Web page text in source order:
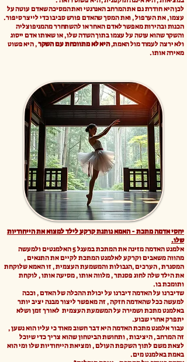
לכן היא חודרת גם את המרחב האנרגטי ואת המסיכה שאדם עוטה על
עצמו , את הערפול , ואת המסך שהאדם פורש סביבו כדי לייצר סיפור.
הכנות ובהירות מאפשר לאדם האחר או להשתחרר מהמניפוצליה
והשקר שהוא עוטה על עצמו בתוך השדה שלו , או שאותו אדם ייסוג
ולא ירצה לעמוד מול האמת,היא לא מתווכחת עם השקר, היא פשוט
מאירה אותו.
יחסי אדמה מתכת - האמא נותנת קרקע לילד למצוא את הייחודיות
שלו.​​
אלמנט האדמה מזינה את המתכת במעגל 5 האלמנטים ולמעשה
מהווה משאבים וקרקע לאלמנט המתכת לקיים את התנאים ,
המסגרת , הערכים ,הגבולות והמשמעת העצמית , זו האמא שלוקחת
את הילד שלה לחוג פסנתר , מלווה אותו , מסיעה אותו , לוקחת
ותומכת בו.
שדיברנו על האדמה דיברנו על יכולת ההכלה של האדם , וככה
למעשה ככל שהאדמה חזקה , זה מאפשר ליצור מבנה יציב יותר
באלמנט מתכת ושמירה על המשמעת העצמית לאורך זמן ושלא
יתפרק אחרי שבוע.
עבור אלמנט מתכת האדמה היא דבר חשוב מאוד כי עליו הוא נשען ,
זה המרחב , היציבות , ותחושת הביטחון שהוא צריך כדי שיוכל
לצאת משם לתוך השקפת העולם , ומציאת הייחודיות שלו ומי הוא
באמת באלמנט מים.